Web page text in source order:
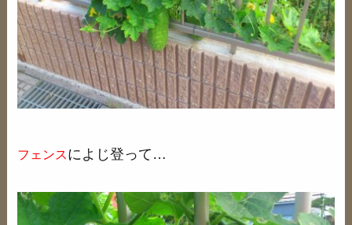
フェンスによじ登って…